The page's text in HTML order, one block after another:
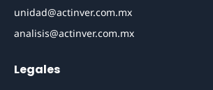
unidad@actinver.com.mx
analisis@actinver.com.mx
Legales